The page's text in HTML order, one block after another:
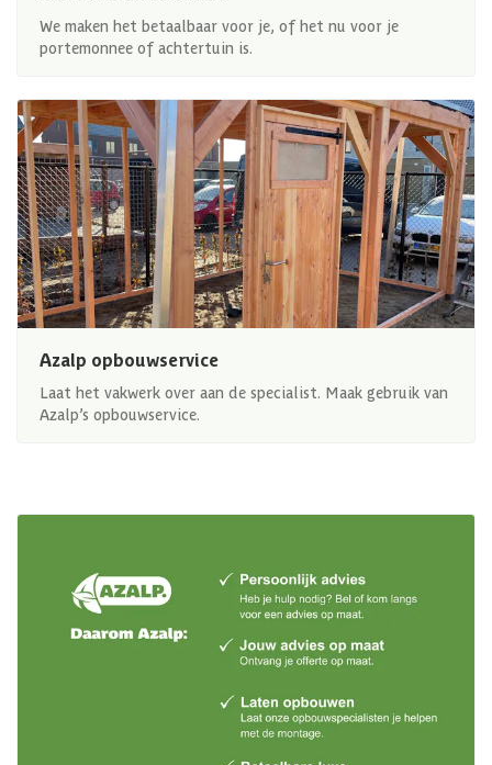
We maken het betaalbaar voor je, of het nu voor je
portemonnee of achtertuin is.
Azalp opbouwservice
Laat het vakwerk over aan de specialist. Maak gebruik van
Azalp’s opbouwservice.